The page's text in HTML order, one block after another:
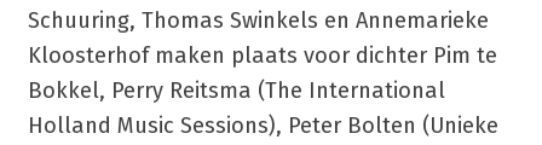
Schuuring, Thomas Swinkels en Annemarieke
Kloosterhof maken plaats voor dichter Pim te
Bokkel, Perry Reitsma (The International
Holland Music Sessions), Peter Bolten (Unieke